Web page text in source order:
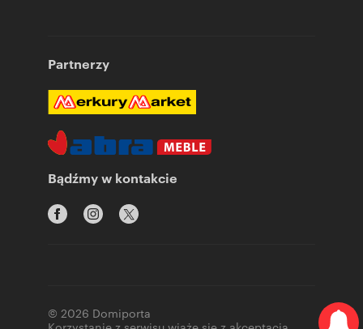
Partnerzy
Bądźmy w kontakcie
© 2026 Domiporta